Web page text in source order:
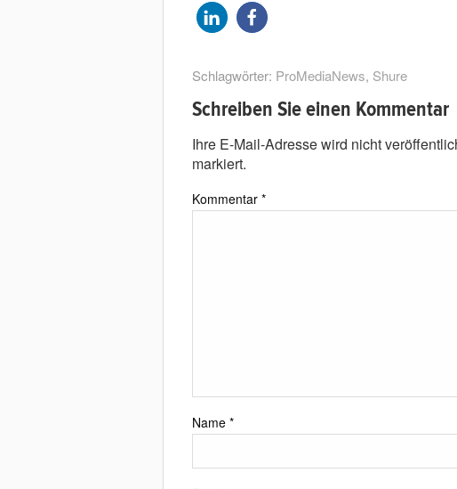
Schlagwörter: ProMediaNews, Shure
Schreiben Sie einen Kommentar
Ihre E-Mail-Adresse wird nicht
markiert.
Kommentar *
Name *